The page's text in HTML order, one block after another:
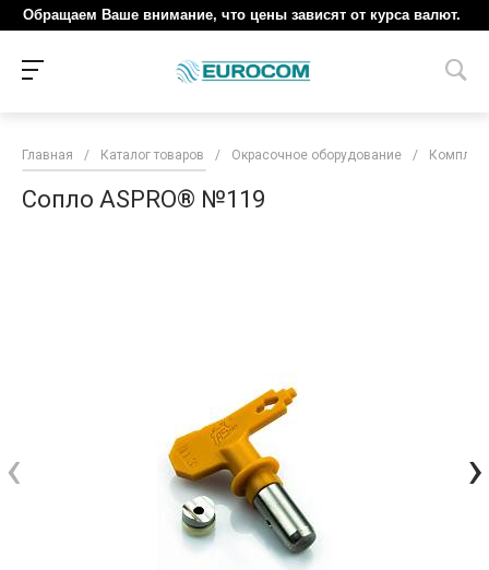
Обращаем Ваше внимание, что цены зависят от курса валют.
Главная / Каталог товаров / Окрасочное оборудование /
Сопло ASPRO® №119
‹ ›